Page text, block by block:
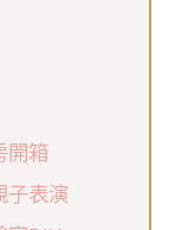
開箱
子表演